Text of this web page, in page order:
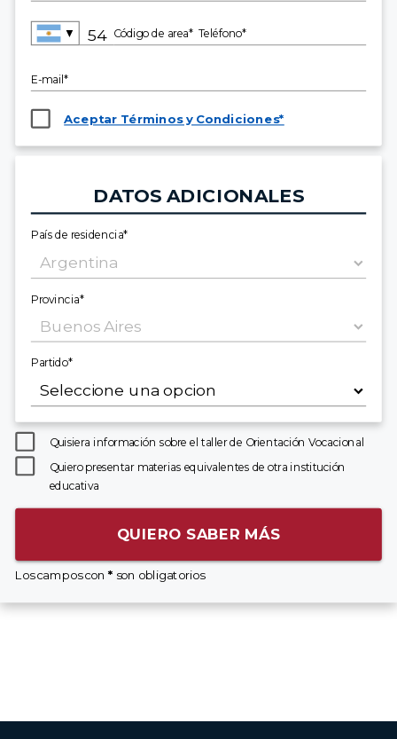
▼ Código de area* Teléfono*
E-mail*
Aceptar Términos y Condiciones*
DATOS ADICIONALES
País de residencia*
Provincia*
Partido*
Quisiera información sobre el taller de Orientación Vocacional
Quiero presentar materias equivalentes de otra institución
educativa
QUIERO SABER MÁS
Los campos con * son obligatorios